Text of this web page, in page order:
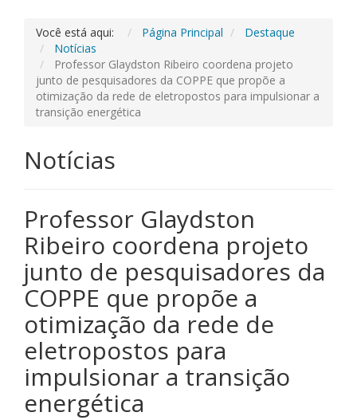
Você está aqui: Página Principal
Destaque
Notícias
Professor Glaydston Ribeiro coordena projeto
junto de pesquisadores da COPPE que propõe a
otimização da rede de eletropostos para impulsionar a
transição energética
Notícias
Professor Glaydston
Ribeiro coordena projeto
junto de pesquisadores da
COPPE que propõe a
otimização da rede de
eletropostos para
impulsionar a transição
energética